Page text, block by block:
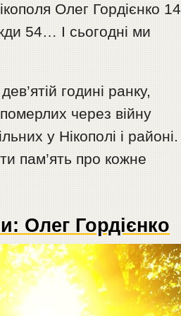
Олег Гордієнко 14
54… І сьогодні ми
годині ранку,
через війну
у Нікополі і районі.
пам’ять про кожне
Олег Гордієнко